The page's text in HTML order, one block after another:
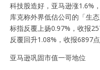
科技股造好，亚马逊涨1.6%
库克称外界低估公司的「生
标指反覆上扬0.97%，收报
反覆回升1.08%，收报6897点
亚马逊巩固市值一哥地位